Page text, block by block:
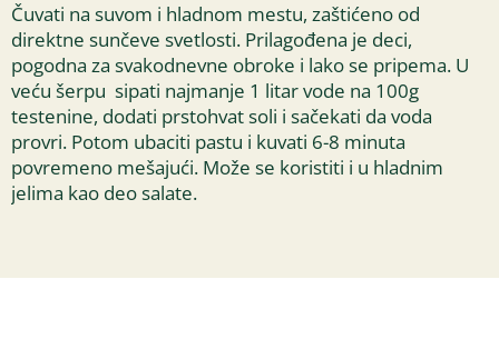
Čuvati na suvom i hladnom mestu, zaštićeno od
direktne sunčeve svetlosti. Prilagođena je deci,
pogodna za svakodnevne obroke i lako se pripema. U
veću šerpu sipati najmanje 1 litar vode na 100g
testenine, dodati prstohvat soli i sačekati da voda
provri. Potom ubaciti pastu i kuvati 6-8 minuta
povremeno mešajući. Može se koristiti i u hladnim
jelima kao deo salate.